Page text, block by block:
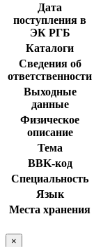
Дата
поступления в
ЭК РГБ
Каталоги
Сведения об
ответственности
Выходные
данные
Физическое
описание
Тема
BBK-код
Специальность
Язык
Места хранения
×